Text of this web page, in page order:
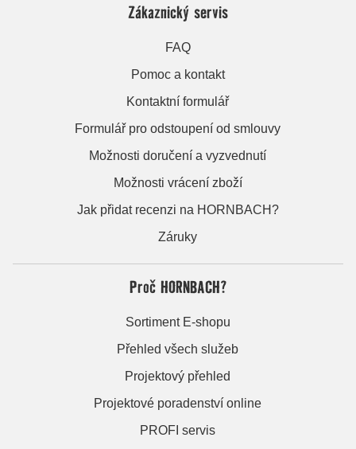
Zákaznický servis
FAQ
Pomoc a kontakt
Kontaktní formulář
Formulář pro odstoupení od smlouvy
Možnosti doručení a vyzvednutí
Možnosti vrácení zboží
Jak přidat recenzi na HORNBACH?
Záruky
Proč HORNBACH?
Sortiment E-shopu
Přehled všech služeb
Projektový přehled
Projektové poradenství online
PROFI servis